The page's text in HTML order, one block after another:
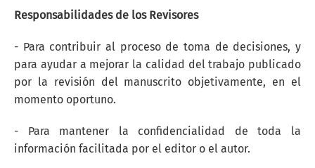
Responsabilidades de los Revisores
- Para contribuir al proceso de toma de decisiones, y
para ayudar a mejorar la calidad del trabajo publicado
por la revisión del manuscrito objetivamente, en el
momento oportuno.
- Para mantener la confidencialidad de toda la
información facilitada por el editor o el autor.